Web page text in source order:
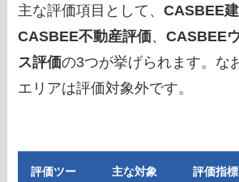
主な評価項目として、CASBEE
CASBEE不動産評価、CASBEE
ス評価の3つが挙げられます。な
エリアは評価対象外です。
評価ツー
主な対象 評価指標